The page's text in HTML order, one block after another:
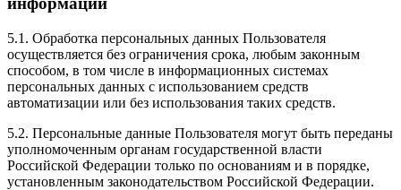
5.1. Обработка персональных данных Пользователя
осуществляется без ограничения срока, любым законным
способом, в том числе в информационных системах
персональных данных с использованием средств
автоматизации или без использования таких средств.
5.2. Персональные данные Пользователя могут быть переданы
уполномоченным органам государственной власти
Российской Федерации только по основаниям и в порядке,
установленным законодательством Российской Федерации.